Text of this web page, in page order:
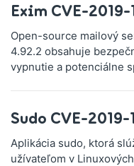
Exim CVE-2019-
Open-source mailový
4.92.2 obsahuje
vypnutie a potenciálne
Sudo CVE-2019-
Aplikácia sudo, ktorá
užívateľom v